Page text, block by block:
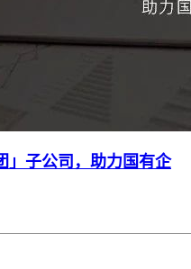
」子公司，助力国有企